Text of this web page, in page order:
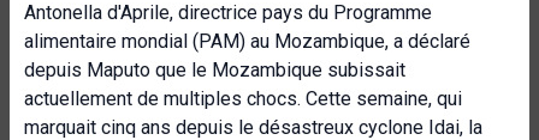
Antonella d'Aprile, directrice pays du Programme
alimentaire mondial (PAM) au Mozambique, a déclaré
depuis Maputo que le Mozambique subissait
actuellement de multiples chocs. Cette semaine, qui
marquait cinq ans depuis le désastreux cyclone Idai, la